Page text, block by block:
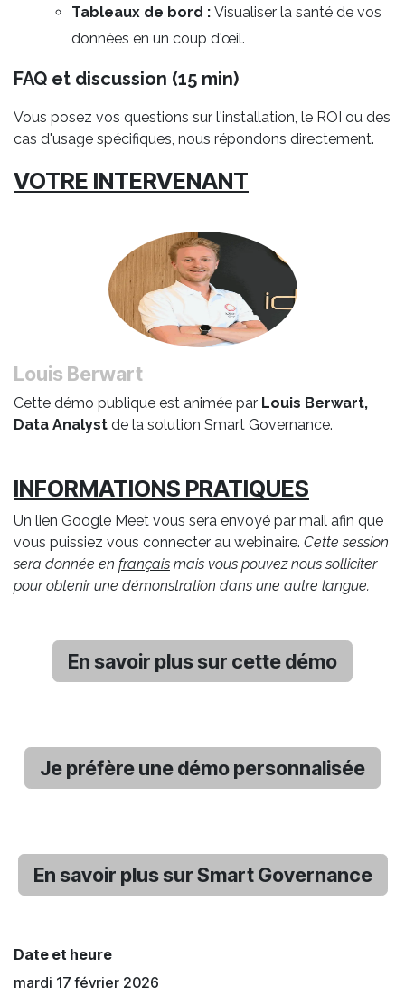
Tableaux de bord : Visualiser la santé de vos
données en un coup d'œil.
FAQ et discussion (15 min)
Vous posez vos questions sur l'installation, le ROI ou des
cas d'usage spécifiques, nous répondons directement.
VOTRE INTERVENANT
Louis Berwart
Cette démo publique est animée par Louis Berwart,
Data Analyst de la solution Smart Governance.
INFORMATIONS PRATIQUES
Un lien Google Meet vous sera envoyé par mail afin que
vous puissiez vous connecter au webinaire. Cette session
sera donnée en français mais vous pouvez nous solliciter
pour obtenir une démonstration dans une autre langue.
En savoir plus sur cette démo
Je préfère une démo personnalisée
En savoir plus sur Smart Governance
Date et heure
mardi 17 février 2026